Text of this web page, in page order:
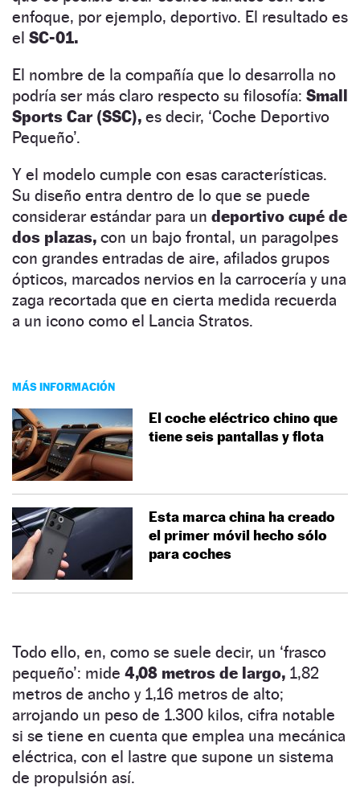
enfoque, por ejemplo, deportivo. El resultado es
el SC-01.
El nombre de la compañía que lo desarrolla no
podría ser más claro respecto su filosofía: Small
Sports Car (SSC), es decir, ‘Coche Deportivo
Pequeño’.
Y el modelo cumple con esas características.
Su diseño entra dentro de lo que se puede
considerar estándar para un deportivo cupé de
dos plazas, con un bajo frontal, un paragolpes
con grandes entradas de aire, afilados grupos
ópticos, marcados nervios en la carrocería y una
zaga recortada que en cierta medida recuerda
a un icono como el Lancia Stratos.
MÁS INFORMACIÓN
El coche eléctrico chino que
tiene seis pantallas y flota
Esta marca china ha creado
el primer móvil hecho sólo
para coches
Todo ello, en, como se suele decir, un ‘frasco
pequeño’: mide 4,08 metros de largo, 1,82
metros de ancho y 1,16 metros de alto;
arrojando un peso de 1.300 kilos, cifra notable
si se tiene en cuenta que emplea una mecánica
eléctrica, con el lastre que supone un sistema
de propulsión así.